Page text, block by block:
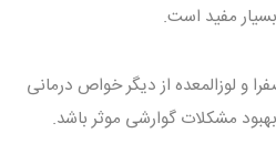
مفید است.
و لوزالمعده از دیگر خواص درمانی
مشکلات گوارشی موثر باشد.